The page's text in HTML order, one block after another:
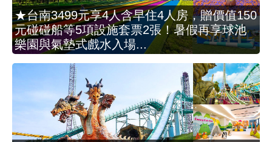
★台南3499元享4人含早住4人房，贈價值150
元碰碰船等5項設施套票2張！暑假再享球池
樂園與氣墊式戲水入場...